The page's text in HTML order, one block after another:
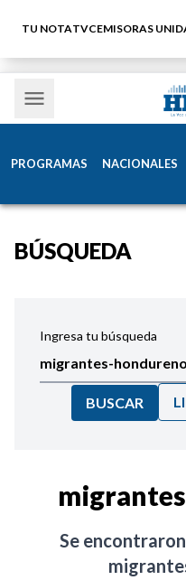
TU NOTATVCEMISORAS
PROGRAMAS NACIONALES
BÚSQUEDA
Ingresa tu búsqueda
BUSCAR
Se encontraron